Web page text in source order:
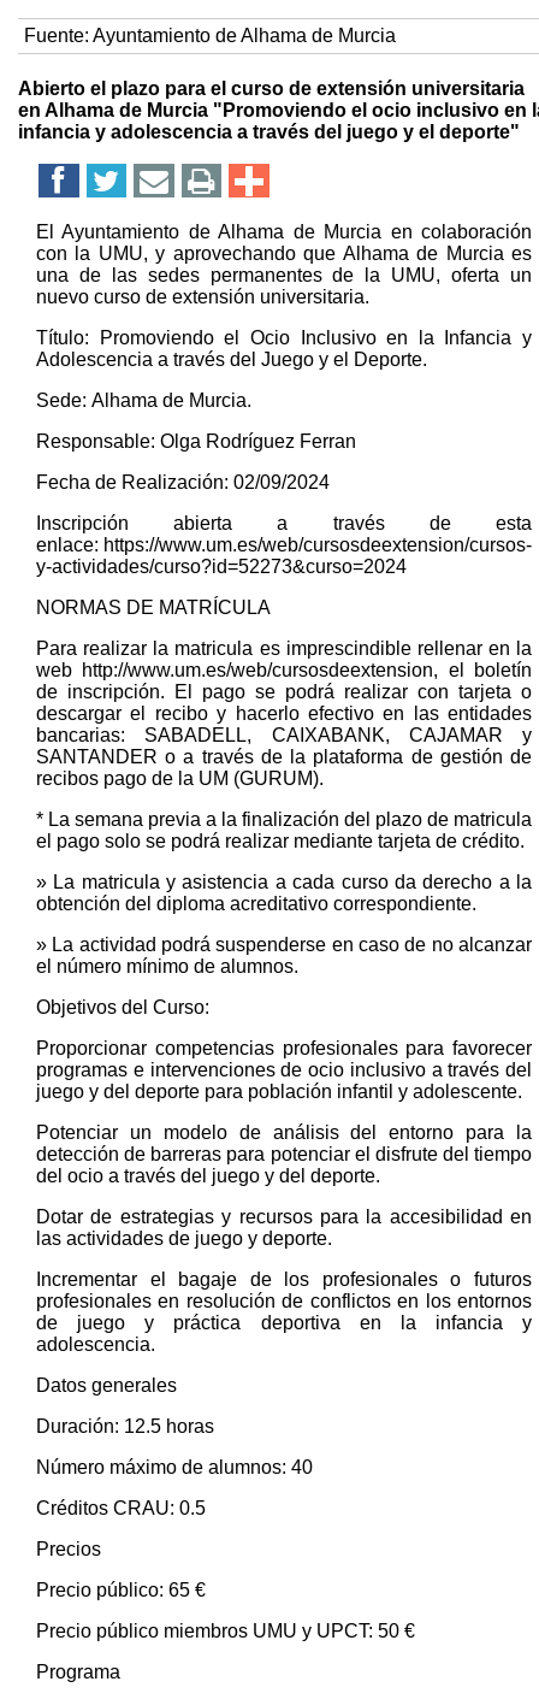
Fuente: Ayuntamiento de Alhama de Murcia
Abierto el plazo para el curso de extensión universitaria
en Alhama de Murcia "Promoviendo el ocio inclusivo en
infancia y adolescencia a través del juego y el deporte"
El Ayuntamiento de Alhama de Murcia en colaboración
con la UMU, y aprovechando que Alhama de Murcia es
una de las sedes permanentes de la UMU, oferta un
nuevo curso de extensión universitaria.
Título: Promoviendo el Ocio Inclusivo en la Infancia y
Adolescencia a través del Juego y el Deporte.
Sede: Alhama de Murcia.
Responsable: Olga Rodríguez Ferran
Fecha de Realización: 02/09/2024
Inscripción abierta a través de esta
enlace: https://www.um.es/web/cursosdeextension/cursos-
y-actividades/curso?id=52273&curso=2024
NORMAS DE MATRÍCULA
Para realizar la matricula es imprescindible rellenar en la
web http://www.um.es/web/cursosdeextension, el boletín
de inscripción. El pago se podrá realizar con tarjeta o
descargar el recibo y hacerlo efectivo en las entidades
bancarias: SABADELL, CAIXABANK, CAJAMAR y
SANTANDER o a través de la plataforma de gestión de
recibos pago de la UM (GURUM).
* La semana previa a la finalización del plazo de matricula
el pago solo se podrá realizar mediante tarjeta de crédito.
» La matricula y asistencia a cada curso da derecho a la
obtención del diploma acreditativo correspondiente.
» La actividad podrá suspenderse en caso de no alcanzar
el número mínimo de alumnos.
Objetivos del Curso:
Proporcionar competencias profesionales para favorecer
programas e intervenciones de ocio inclusivo a través del
juego y del deporte para población infantil y adolescente.
Potenciar un modelo de análisis del entorno para la
detección de barreras para potenciar el disfrute del tiempo
del ocio a través del juego y del deporte.
Dotar de estrategias y recursos para la accesibilidad en
las actividades de juego y deporte.
Incrementar el bagaje de los profesionales o futuros
profesionales en resolución de conflictos en los entornos
de juego y práctica deportiva en la infancia y
adolescencia.
Datos generales
Duración: 12.5 horas
Número máximo de alumnos: 40
Créditos CRAU: 0.5
Precios
Precio público: 65 €
Precio público miembros UMU y UPCT: 50 €
Programa